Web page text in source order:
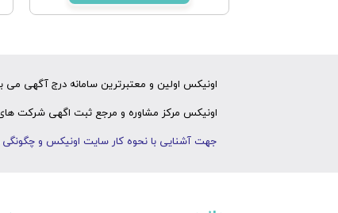
اونیکس اولین و معتبرترین سامانه درج آگهی می
اونیکس مرکز مشاوره و مرجع ثبت اگهی شرکت
جهت آشنایی با نحوه کار سایت اونیکس و چگونگی